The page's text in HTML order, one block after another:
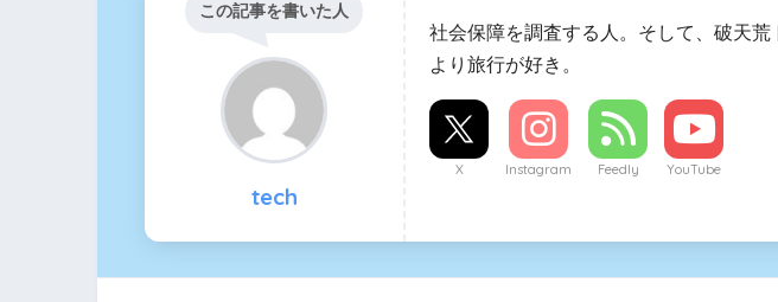
この記事を書いた人
tech
社会保障を調査する人。そして、破天荒
より旅行が好き。
X Instagram Feedly YouTube